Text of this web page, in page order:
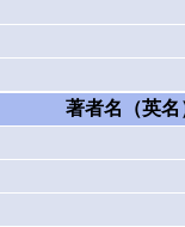
著者名（英名